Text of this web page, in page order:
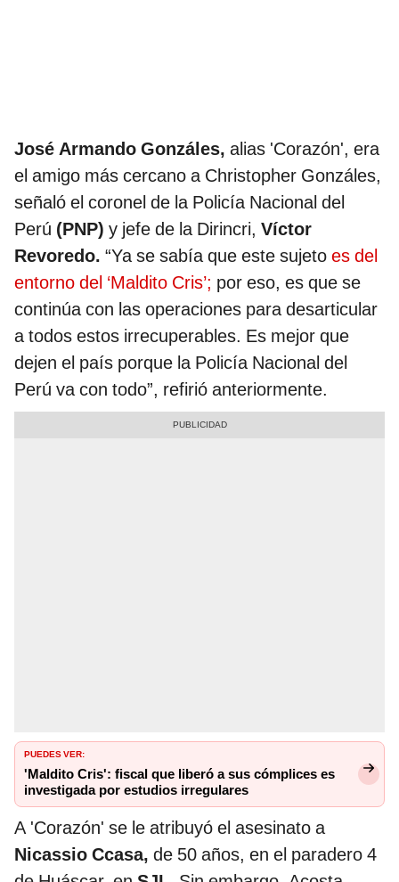
José Armando Gonzáles, alias 'Corazón', era
el amigo más cercano a Christopher Gonzáles,
señaló el coronel de la Policía Nacional del
Perú (PNP) y jefe de la Dirincri, Víctor
Revoredo. “Ya se sabía que este sujeto es del
entorno del ‘Maldito Cris’; por eso, es que se
continúa con las operaciones para desarticular
a todos estos irrecuperables. Es mejor que
dejen el país porque la Policía Nacional del
Perú va con todo”, refirió anteriormente.
PUEDES VER:
'Maldito Cris': fiscal que liberó a sus cómplices es
investigada por estudios irregulares
A 'Corazón' se le atribuyó el asesinato a
Nicassio Ccasa, de 50 años, en el paradero 4